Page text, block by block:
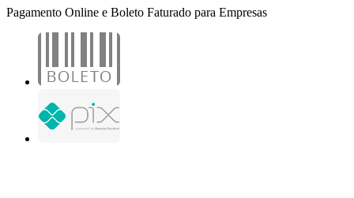
Pagamento Online e Boleto Faturado para Empresas